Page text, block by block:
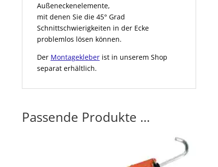
Außeneckenelemente,
mit denen Sie die 45° Grad
Schnittschwierigkeiten in der Ecke
problemlos lösen können.
Der Montagekleberist in unserem Shop
separat erhältlich.
Passende Produkte …